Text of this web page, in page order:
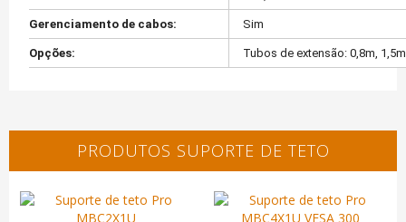
Gerenciamento de cabos: Sim
Opções: Tubos de extensão: 0,8m,
PRODUTOS SUPORTE DE TETO